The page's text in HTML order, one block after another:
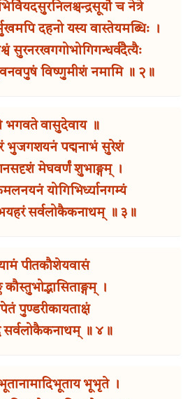
च नेत्रे
दहनो यस्य वास्तेयमब्धिः ।
सुरनरखगगोभोगिगन्धर्वदैत्यैः
विष्णुमीशं नमामि ॥ २॥
भगवते वासुदेवाय ॥
भुजगशयनं पद्मनाभं सुरेशं
मेघवर्णं शुभाङ्गम् ।
योगिभिर्ध्यानगम्यं
सर्वलोकैकनाथम् ॥ ३॥
पीतकौशेयवासं
कौस्तुभोद्भासिताङ्गम् ।
पुण्डरीकायताक्षं
सर्वलोकैकनाथम् ॥ ४॥
भूभृते ।